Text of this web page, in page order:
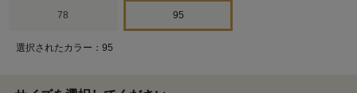
78 95
選択されたカラー：95